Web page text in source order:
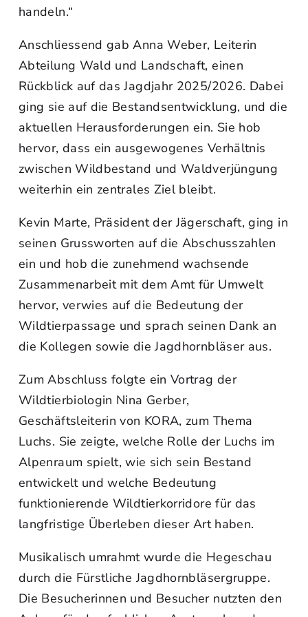
handeln.“
Anschliessend gab Anna Weber, Leiterin
Abteilung Wald und Landschaft, einen
Rückblick auf das Jagdjahr 2025/2026. Dabei
ging sie auf die Bestandsentwicklung, und die
aktuellen Herausforderungen ein. Sie hob
hervor, dass ein ausgewogenes Verhältnis
zwischen Wildbestand und Waldverjüngung
weiterhin ein zentrales Ziel bleibt.
Kevin Marte, Präsident der Jägerschaft, ging in
seinen Grussworten auf die Abschusszahlen
ein und hob die zunehmend wachsende
Zusammenarbeit mit dem Amt für Umwelt
hervor, verwies auf die Bedeutung der
Wildtierpassage und sprach seinen Dank an
die Kollegen sowie die Jagdhornbläser aus.
Zum Abschluss folgte ein Vortrag der
Wildtierbiologin Nina Gerber,
Geschäftsleiterin von KORA, zum Thema
Luchs. Sie zeigte, welche Rolle der Luchs im
Alpenraum spielt, wie sich sein Bestand
entwickelt und welche Bedeutung
funktionierende Wildtierkorridore für das
langfristige Überleben dieser Art haben.
Musikalisch umrahmt wurde die Hegeschau
durch die Fürstliche Jagdhornbläsergruppe.
Die Besucherinnen und Besucher nutzten den